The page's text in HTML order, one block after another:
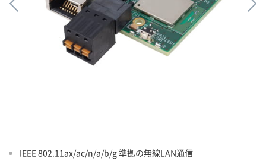
IEEE 802.11ax/ac/n/a/b/g 準拠の無線LAN通信